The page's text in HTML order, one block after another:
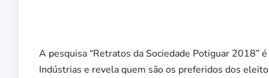
A pesquisa “Retratos da Sociedade Potiguar 2018”
Indústrias e revela quem são os preferidos dos